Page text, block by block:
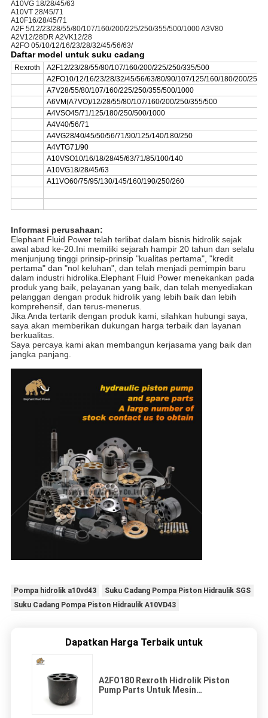
A10VG 18/28/45/63
A10VT 28/45/71
A10F16/28/45/71
A2F 5/12/23/28/55/80/107/160/200/225/250/355/500/1000 A3V80
A2V12/28DR A2VK12/28
A2FO 05/10/12/16/23/28/32/45/56/63/
Daftar model untuk suku cadang
Rexroth
A2F12/23/28/55/80/107/160/200/225/250/335/500
A2FO10/12/16/23/28/32/45/56/63/80/90/107/125/160/180/200/250/
A7V28/55/80/107/160/225/250/355/500/1000
A6VM(A7VO)/12/28/55/80/107/160/200/250/355/500
A4VSO45/71/125/180/250/500/1000
A4V40/56/71
A4VG28/40/45/50/56/71/90/125/140/180/250
A4VTG71/90
A10VSO10/16/18/28/45/63/71/85/100/140
A10VG18/28/45/63
A11VO60/75/95/130/145/160/190/250/260
Informasi perusahaan:
Elephant Fluid Power telah terlibat dalam bisnis hidrolik sejak
awal abad ke-20.Ini memiliki sejarah hampir 20 tahun dan selalu
menjunjung tinggi prinsip-prinsip "kualitas pertama", "kredit
pertama" dan "nol keluhan", dan telah menjadi pemimpin baru
dalam industri hidrolika.Elephant Fluid Power menekankan pada
produk yang baik, pelayanan yang baik, dan telah menyediakan
pelanggan dengan produk hidrolik yang lebih baik dan lebih
komprehensif, dan terus-menerus.
Jika Anda tertarik dengan produk kami, silahkan hubungi saya,
saya akan memberikan dukungan harga terbaik dan layanan
berkualitas.
Saya percaya kami akan membangun kerjasama yang baik dan
jangka panjang.
Pompa hidrolik a10vd43
Suku Cadang Pompa Piston Hidraulik SGS
Suku Cadang Pompa Piston Hidraulik A10VD43
Dapatkan Harga Terbaik untuk
A2FO180 Rexroth Hidrolik Piston
Pump Parts Untuk Mesin